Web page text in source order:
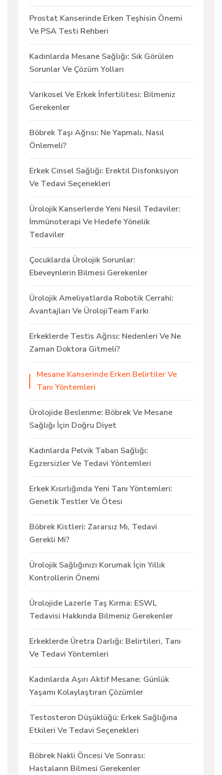
Prostat Kanserinde Erken Teşhisin Önemi
Ve PSA Testi Rehberi
Kadınlarda Mesane Sağlığı: Sık Görülen
Sorunlar Ve Çözüm Yolları
Varikosel Ve Erkek İnfertilitesi: Bilmeniz
Gerekenler
Böbrek Taşı Ağrısı: Ne Yapmalı, Nasıl
Önlemeli?
Erkek Cinsel Sağlığı: Erektil Disfonksiyon
Ve Tedavi Seçenekleri
Ürolojik Kanserlerde Yeni Nesil Tedaviler:
İmmünoterapi Ve Hedefe Yönelik
Tedaviler
Çocuklarda Ürolojik Sorunlar:
Ebeveynlerin Bilmesi Gerekenler
Ürolojik Ameliyatlarda Robotik Cerrahi:
Avantajları Ve ÜrolojiTeam Farkı
Erkeklerde Testis Ağrısı: Nedenleri Ve Ne
Zaman Doktora Gitmeli?
Mesane Kanserinde Erken Belirtiler Ve
Tanı Yöntemleri
Ürolojide Beslenme: Böbrek Ve Mesane
Sağlığı İçin Doğru Diyet
Kadınlarda Pelvik Taban Sağlığı:
Egzersizler Ve Tedavi Yöntemleri
Erkek Kısırlığında Yeni Tanı Yöntemleri:
Genetik Testler Ve Ötesi
Böbrek Kistleri: Zararsız Mı, Tedavi
Gerekli Mi?
Ürolojik Sağlığınızı Korumak İçin Yıllık
Kontrollerin Önemi
Ürolojide Lazerle Taş Kırma: ESWL
Tedavisi Hakkında Bilmeniz Gerekenler
Erkeklerde Üretra Darlığı: Belirtileri, Tanı
Ve Tedavi Yöntemleri
Kadınlarda Aşırı Aktif Mesane: Günlük
Yaşamı Kolaylaştıran Çözümler
Testosteron Düşüklüğü: Erkek Sağlığına
Etkileri Ve Tedavi Seçenekleri
Böbrek Nakli Öncesi Ve Sonrası:
Hastaların Bilmesi Gerekenler